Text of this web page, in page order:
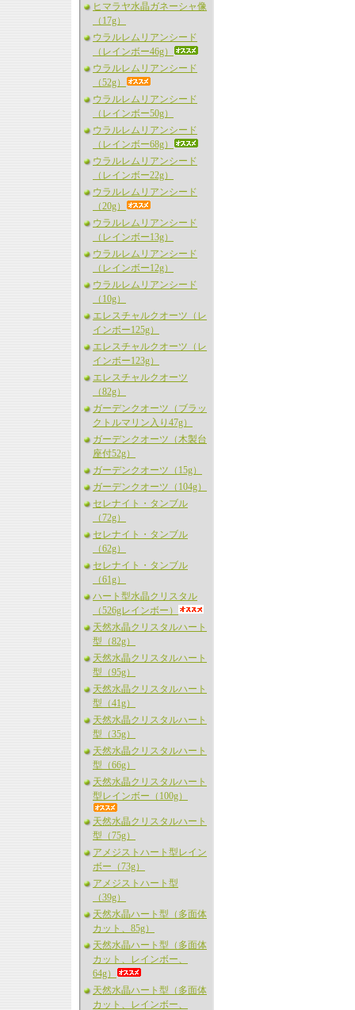
ヒマラヤ水晶ガネーシャ像
（17g）
ウラルレムリアンシード
（レインボー46g）
ウラルレムリアンシード
（52g）
ウラルレムリアンシード
（レインボー50g）
ウラルレムリアンシード
（レインボー68g）
ウラルレムリアンシード
（レインボー22g）
ウラルレムリアンシード
（20g）
ウラルレムリアンシード
（レインボー13g）
ウラルレムリアンシード
（レインボー12g）
ウラルレムリアンシード
（10g）
エレスチャルクオーツ（レ
インボー125g）
エレスチャルクオーツ（レ
インボー123g）
エレスチャルクオーツ
（82g）
ガーデンクオーツ（ブラッ
クトルマリン入り47g）
ガーデンクオーツ（木製台
座付52g）
ガーデンクオーツ（15g）
ガーデンクオーツ（104g）
セレナイト・タンブル
（72g）
セレナイト・タンブル
（62g）
セレナイト・タンブル
（61g）
ハート型水晶クリスタル
（526gレインボー）
天然水晶クリスタルハート
型（82g）
天然水晶クリスタルハート
型（95g）
天然水晶クリスタルハート
型（41g）
天然水晶クリスタルハート
型（35g）
天然水晶クリスタルハート
型（66g）
天然水晶クリスタルハート
型レインボー（100g）
天然水晶クリスタルハート
型（75g）
アメジストハート型レイン
ボー（73g）
アメジストハート型
（39g）
天然水晶ハート型（多面体
カット、85g）
天然水晶ハート型（多面体
カット、レインボー、
64g）
天然水晶ハート型（多面体
カット、レインボー、